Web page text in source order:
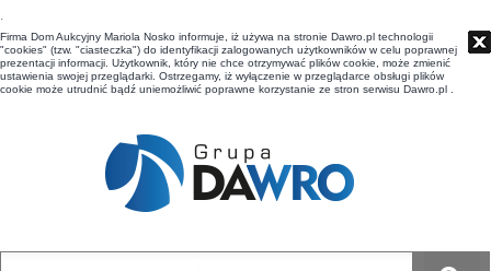
t
Firma Dom Aukcyjny Mariola Nosko informuje, iż używa na stronie Dawro.pl technologii
"cookies" (tzw. "ciasteczka") do identyfikacji zalogowanych użytkowników w celu poprawnej
prezentacji informacji. Użytkownik, który nie chce otrzymywać plików cookie, może zmienić
ustawienia swojej przeglądarki. Ostrzegamy, iż wyłączenie w przeglądarce obsługi plików
cookie może utrudnić bądź uniemożliwić poprawne korzystanie ze stron serwisu Dawro.pl .